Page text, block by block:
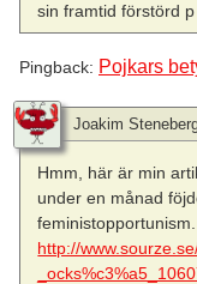
sin framtid förstörd
Pingback: Pojkars
Joakim
Hmm, här är min
under en månad
http://